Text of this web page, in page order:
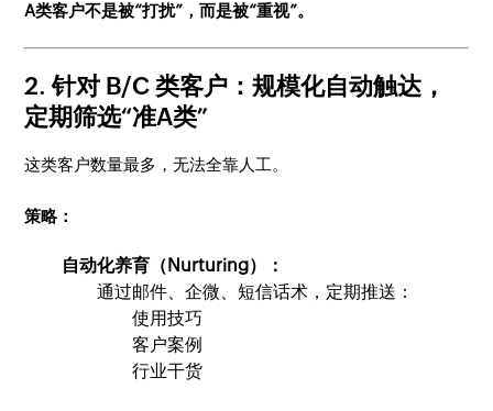
A类客户不是被“打扰”，而是被“重视”。
2. 针对 B/C 类客户：规模化自动触达，
定期筛选“准A类”
这类客户数量最多，无法全靠人工。
策略：
自动化养育（Nurturing）：
通过邮件、企微、短信话术，定期推送：
使用技巧
客户案例
行业干货